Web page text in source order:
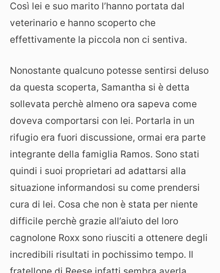
Così lei e suo marito l’hanno portata dal
veterinario e hanno scoperto che
effettivamente la piccola non ci sentiva.
Nonostante qualcuno potesse sentirsi deluso
da questa scoperta, Samantha si è detta
sollevata perchè almeno ora sapeva come
doveva comportarsi con lei. Portarla in un
rifugio era fuori discussione, ormai era parte
integrante della famiglia Ramos. Sono stati
quindi i suoi proprietari ad adattarsi alla
situazione informandosi su come prendersi
cura di lei. Cosa che non è stata per niente
difficile perchè grazie all’aiuto del loro
cagnolone Roxx sono riusciti a ottenere degli
incredibili risultati in pochissimo tempo. Il